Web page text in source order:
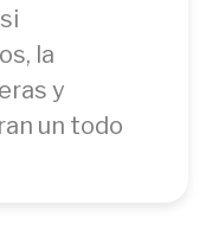
la
y
un todo